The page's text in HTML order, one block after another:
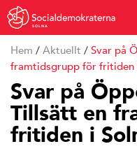
SOLNA
Hem / Aktuellt / Svar på
framtidsgrupp för fritiden
Svar på
Tillsätt en
fritiden i